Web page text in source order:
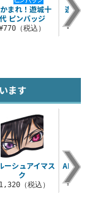
まれ！遊城十
代 ピンバッジ
（税込）
遊城
ー
ます
ーシュアイマス
ク
（税込）
AIRフ